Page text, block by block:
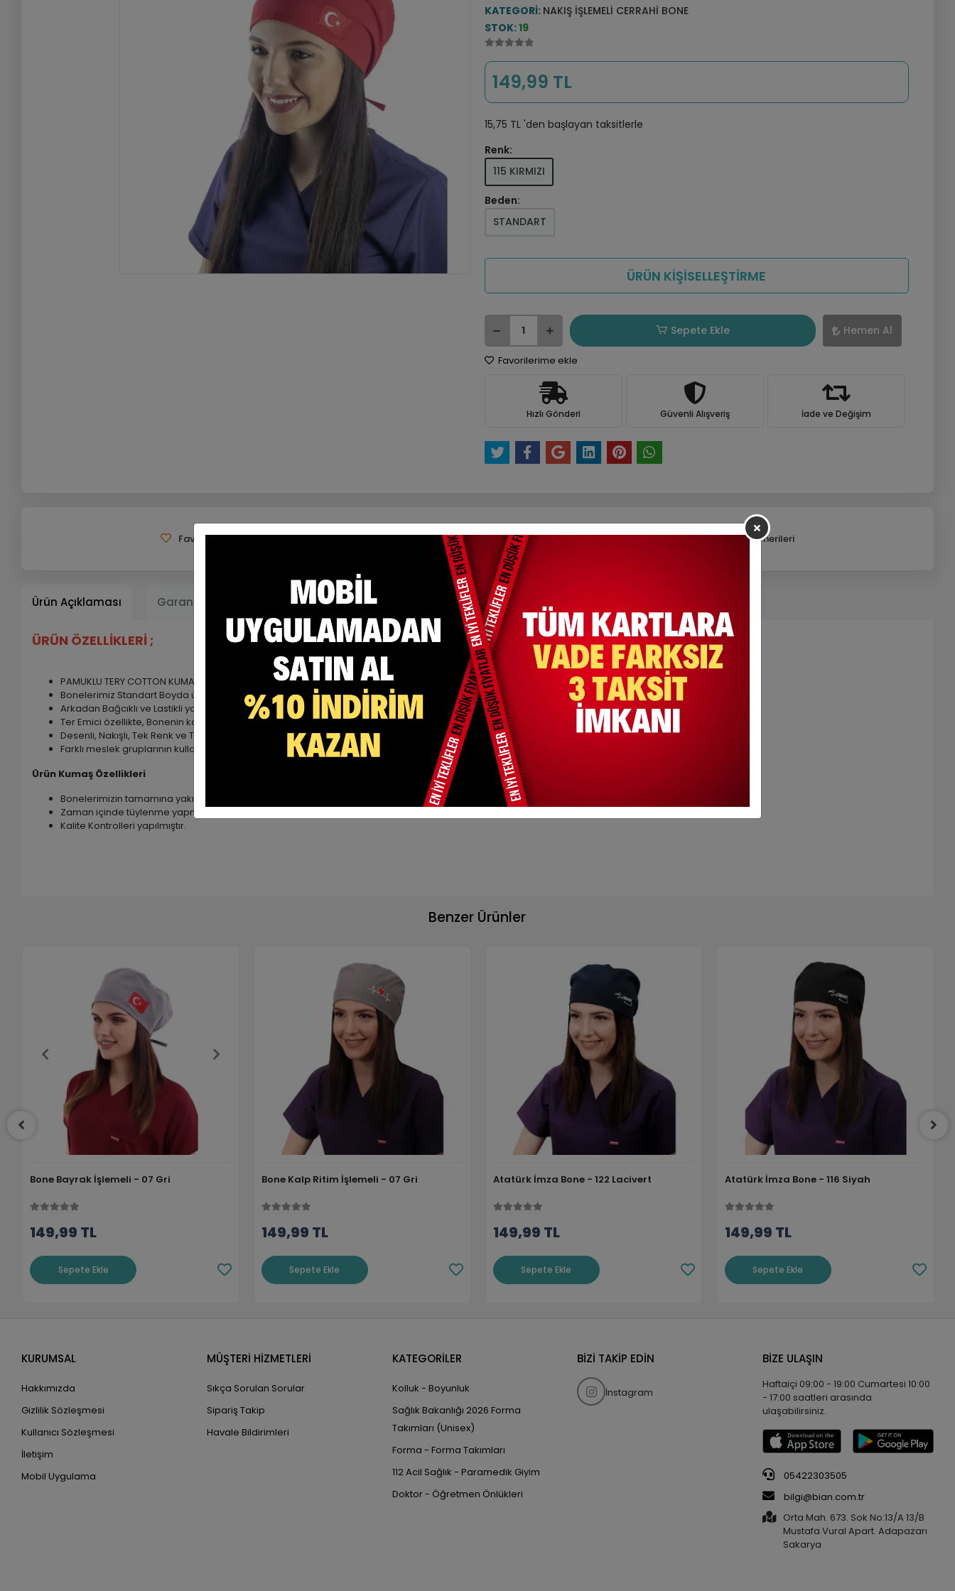
KATEGORI: NAKIŞ İŞLEMELI CERRAHI BONE
STOK:19
149,99 TL
15,75 TL 'den başlayan taksitlerle
Renk:
115 KIRMIZI
Beden:
STANDART
ÜRÜN KİŞİSELLEŞTİRME
Sepete Ekle Hemen Al
Favorilerime ekle
Hızlı Gönderi Güvenli Alışveriş İade ve Değişim
Favorilerime Ekle Tavsiye Et Yorum Yaz Karşılaştır Fiyat Alarmı Telefonla Sipariş Ürün Önerileri
Ürün Açıklaması Garanti ve Teslimat Taksit Seçenekleri Yorumlar
ÜRÜN ÖZELLİKLERİ ;
PAMUKLU TERY COTTON KUMAŞTIR. ( %60 Pamuk , %35 poly, %5 Lycra )
Bonelerimiz Standart Boyda üretilmektedir.
Arkadan Bağcıklı ve Lastikli yapıya sahiptir. Kafanızdan düşme yada kayma yapmaz.
Ter Emici özellikte, Bonenin kaymasını engelleyen ve Alında iz yapmasının önüne geçen bant bulunmaktadır.
Desenli, Nakışlı, Tek Renk ve Tesettür Bone modellerimiz mevcuttur.
Farklı meslek gruplarının kullanımına uygundur.
Ürün Kumaş Özellikleri
Bonelerimizin tamamına yakını TerryCotton kumaştan üretilmektedir.
Zaman içinde tüylenme yapmaz. Yüksek oranda nefes alabilen bir kumaş türüdür.
Kalite Kontrolleri yapılmıştır.
Benzer Ürünler
Bone Bayrak İşlemeli - 07 Gri
149,99 TL
Sepete Ekle
Bone Kalp Ritim İşlemeli - 07 Gri
149,99 TL
Sepete Ekle
Atatürk İmza Bone - 122 Lacivert
149,99 TL
Sepete Ekle
Atatürk İmza Bone - 116 Siyah
149,99 TL
Sepete Ekle
KURUMSAL
Hakkımızda
Gizlilik Sözleşmesi
Kullanıcı Sözleşmesi
İletişim
Mobil Uygulama
MÜŞTERİ HİZMETLERİ
Sıkça Sorulan Sorular
Sipariş Takip
Havale Bildirimleri
KATEGORİLER
Kolluk - Boyunluk
Sağlık Bakanlığı 2026 Forma
Takımları (Unisex)
Forma - Forma Takımları
112 Acil Sağlık - Paramedik Giyim
Doktor - Öğretmen Önlükleri
BİZİ TAKİP EDİN
İnstagram
BİZE ULAŞIN
Haftaiçi 09:00 - 19:00 Cumartesi 10:00
- 17:00 saatleri arasında
ulaşabilirsiniz.
05422303505
bilgi@bian.com.tr
Orta Mah. 673. Sok No:13/A 13/B
Mustafa Vural Apart. Adapazarı
Sakarya